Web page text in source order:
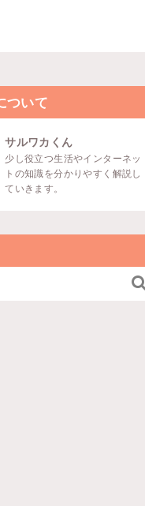
ついて
サルワカくん
少し役立つ生活やインターネッ
トの知識を分かりやすく解説し
ていきます。
